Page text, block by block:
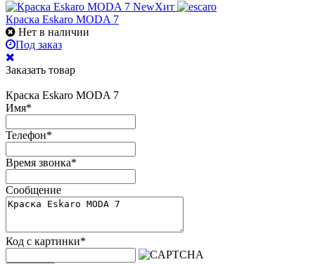
NewХит
Краска Eskaro MODA 7
Нет в наличии
Под заказ
Заказать товар
Краска Eskaro MODA 7
Имя*
Телефон*
Время звонка*
Сообщение
Код с картинки*